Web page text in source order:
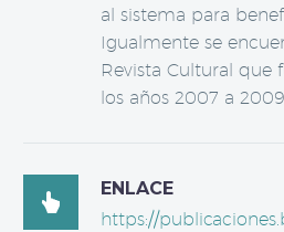
al sistema para
Igualmente se
Revista Cultural que
los años 2007 a

ENLACE
https://